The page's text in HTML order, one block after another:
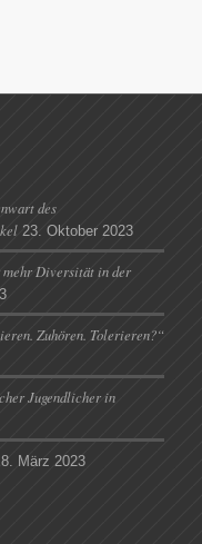
des
23. Oktober 2023
Diversität in der
Zuhören. Tolerieren?“
Jugendlicher in
8. März 2023